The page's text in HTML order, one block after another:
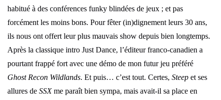
habitué à des conférences funky blindées de jeux ; et pas
forcément les moins bons. Pour fêter (in)dignement leurs 30 ans,
ils nous ont offert leur plus mauvais show depuis bien longtemps.
Après la classique intro Just Dance, l’éditeur franco-canadien a
pourtant frappé fort avec une démo de mon futur jeu préféré
Ghost Recon Wildlands. Et puis… c’est tout. Certes, Steep et ses
allures de SSXme paraît bien sympa, mais avait-il sa place en